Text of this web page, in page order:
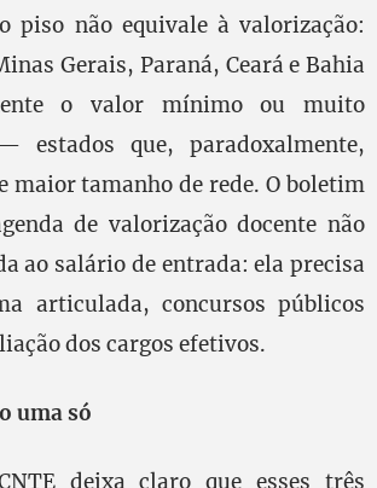
piso não equivale à valorização:
Gerais, Paraná, Ceará e Bahia
o valor mínimo ou muito
estados que, paradoxalmente,
maior tamanho de rede. O boletim
de valorização docente não
ao salário de entrada: ela precisa
articulada, concursos públicos
dos cargos efetivos.
uma só
deixa claro que esses três